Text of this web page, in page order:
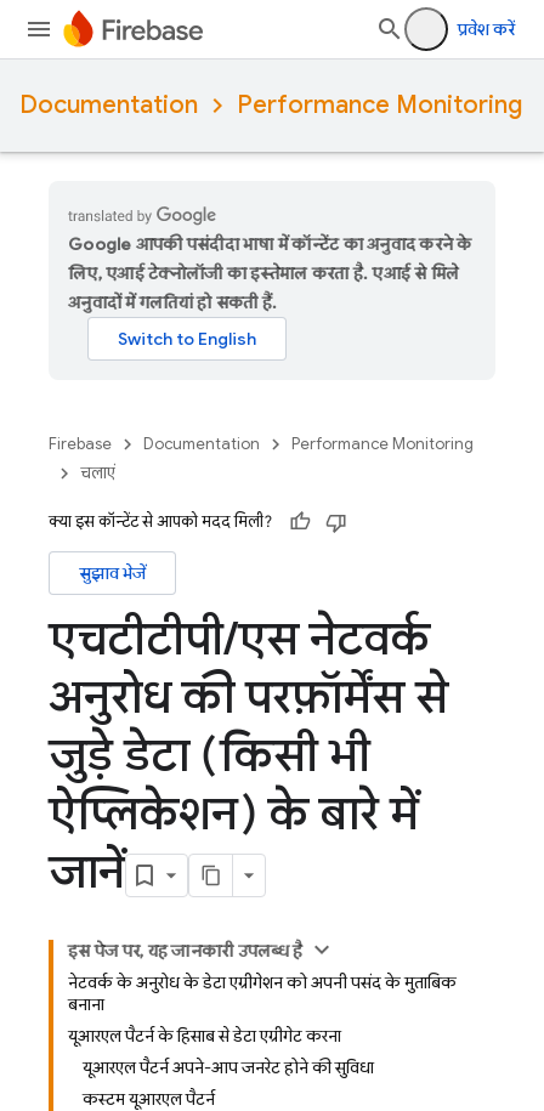
प्रवेश करें
Documentation Performance Monitoring
Google आपकी पसंदीदा भाषा में कॉन्टेंट का अनुवाद करने के
लिए, एआई टेक्नोलॉजी का इस्तेमाल करता है. एआई से मिले
अनुवादों में गलतियां हो सकती हैं.
Firebase Documentation
Performance Monitoring
चलाएं
क्या इस कॉन्टेंट से आपको मदद मिली?
सुझाव भेजें
एचटीटीपी/एस नेटवर्क
अनुरोध की परफ़ॉर्मेंस से
जुड़े डेटा (किसी भी
ऐप्लिकेशन) के बारे में
जानें
इस पेज पर, यह जानकारी उपलब्ध है
नेटवर्क के अनुरोध के डेटा एग्रीगेशन को अपनी पसंद के मुताबिक
बनाना
यूआरएल पैटर्न के हिसाब से डेटा एग्रीगेट करना
यूआरएल पैटर्न अपने-आप जनरेट होने की सुविधा
कस्टम यूआरएल पैटर्न